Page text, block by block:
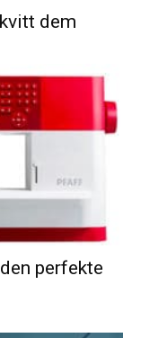
dem
perfekte